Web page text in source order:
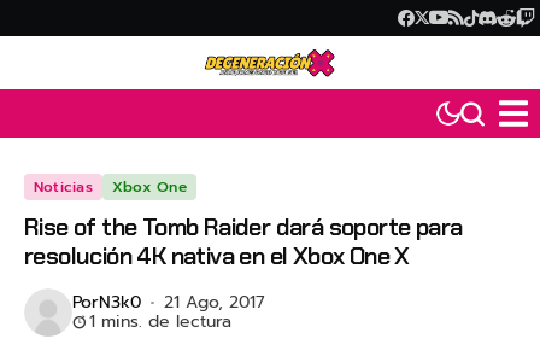
Noticias Xbox One
Rise of the Tomb Raider dará soporte para
resolución 4K nativa en el Xbox One X
PorN3k0 21 Ago, 2017
1 mins. de lectura